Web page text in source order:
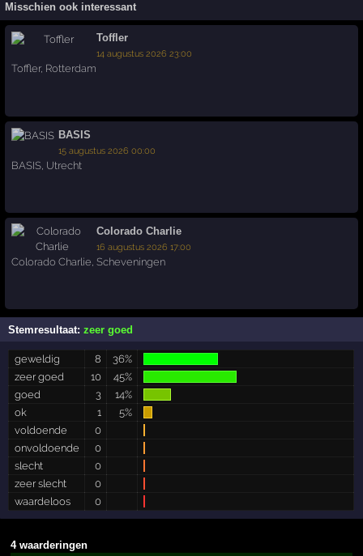
Misschien ook interessant
Toffler
14 augustus 2026 23:00
Toffler, Rotterdam
BASIS
15 augustus 2026 00:00
BASIS Utrecht
Colorado Charlie
16 augustus 2026 17:00
Colorado Charlie ,Scheveningen
Stemresultaat:zeer goed
geweldig 8
36%
zeer goed
10
45%
goed
3
14%
ok
1
5%
voldoende
0
onvoldoende
0
slecht
0
zeer slecht
0
waardeloos
0
4 waarderingen